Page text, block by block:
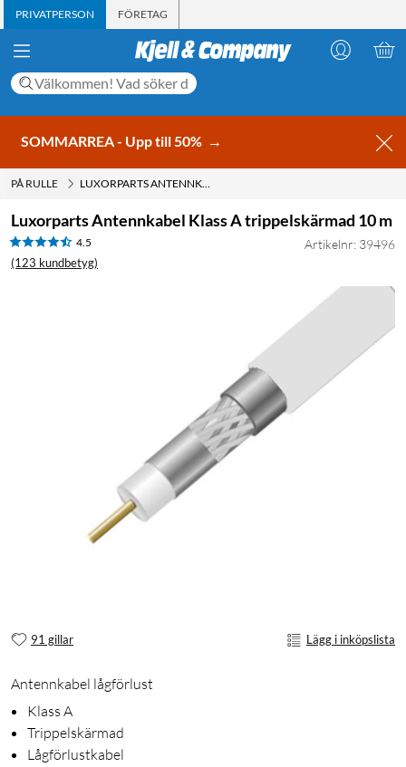
PRIVATPERSON FÖRETAG
SOMMARREA - Upp till 50% →
PÅ RULLE LUXORPARTS ANTENNKABEL KLASS A TRIPPELSKÄRMAD 10 M
Luxorparts Antennkabel Klass A trippelskärmad 10 m
4.5
(123 kundbetyg)
Artikelnr: 39496
91 gillar Lägg i inköpslista
Antennkabel lågförlust
Klass A
Trippelskärmad
Lågförlustkabel